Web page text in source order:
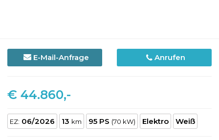
E-Mail-Anfrage Anrufen
€ 44.860,-
EZ: 06/2026 13 km 95 PS (70 kW) Elektro Weiß